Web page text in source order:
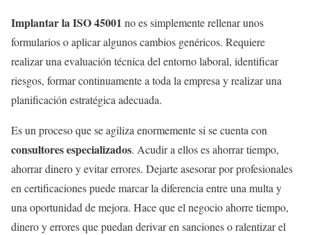
Implantar la ISO 45001 no es simplemente rellenar unos
formularios o aplicar algunos cambios genéricos. Requiere
realizar una evaluación técnica del entorno laboral, identificar
riesgos, formar continuamente a toda la empresa y realizar una
planificación estratégica adecuada.
Es un proceso que se agiliza enormemente si se cuenta con
consultores especializados. Acudir a ellos es ahorrar tiempo,
ahorrar dinero y evitar errores. Dejarte asesorar por profesionales
en certificaciones puede marcar la diferencia entre una multa y
una oportunidad de mejora. Hace que el negocio ahorre tiempo,
dinero y errores que puedan derivar en sanciones o ralentizar el